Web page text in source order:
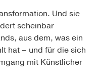
Und sie
scheinbar
aus dem, was ein
hat – und für die sich
mit Künstlicher